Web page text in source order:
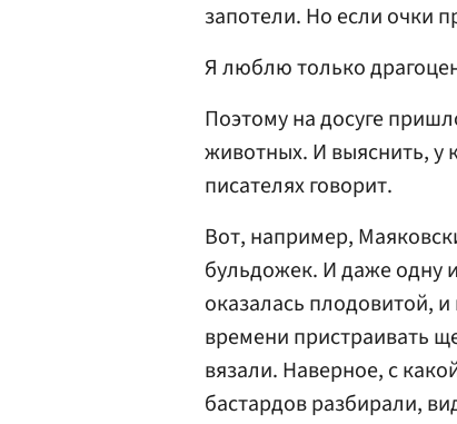
запотели. Но если очки
Я люблю только
Поэтому на досуге
животных. И выяснить, у
писателях говорит.
Вот, например,
бульдожек. И даже одну
оказалась плодовитой,
времени пристраивать
вязали. Наверное, с
бастардов разбирали,